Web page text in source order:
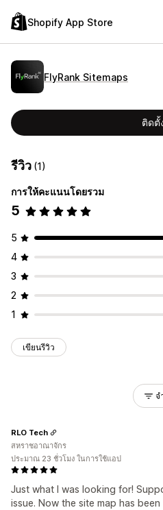
Shopify App Store
FlyRank Sitemaps
ติดตั้
รีวิว (1)
การให้คะแนนโดยรวม
5
5
4
3
2
1
เขียนรีวิว
จ
Just what I was looking for!
issue. Now the site map has
RLO Tech
สหราชอาณาจักร
ประมาณ 23 ชั่วโมง ในการใช้แอป